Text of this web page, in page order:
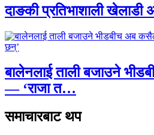
दाङकी प्रतिभाशाली खेलाडी
बालेनलाई ताली बजाउने
— ‘राजा त…
समाचारबाट थप